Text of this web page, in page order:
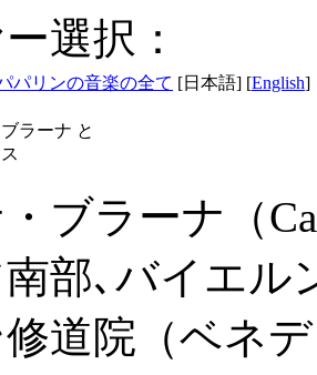
選択：
パリンの音楽の全て [日本語] [English]
ラーナ と
ブラーナ（
部､バイエル
道院（ベネ